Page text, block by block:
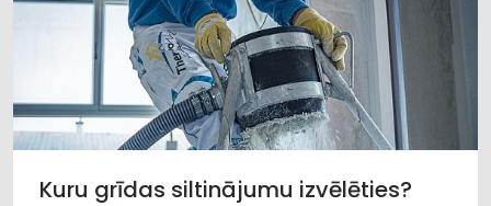
Kuru grīdas siltinājumu izvēlēties?